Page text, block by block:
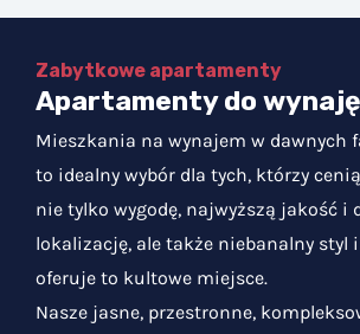
Zabytkowe apartamenty
Apartamenty do
Mieszkania na wynajem w dawnych
to idealny wybór dla tych, którzy
nie tylko wygodę, najwyższą jakość i
lokalizację, ale także niebanalny styl
oferuje to kultowe miejsce.
Nasze jasne, przestronne,